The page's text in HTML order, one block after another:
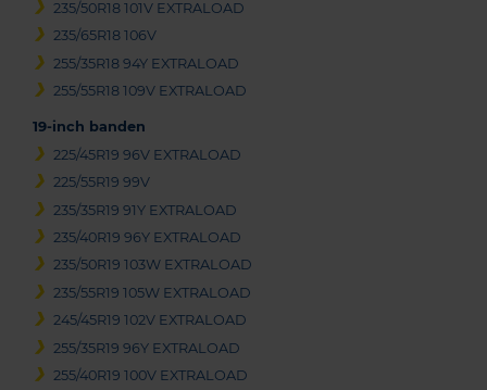
235/50R18 101V EXTRALOAD
235/65R18 106V
255/35R18 94Y EXTRALOAD
255/55R18 109V EXTRALOAD
19-inch banden
225/45R19 96V EXTRALOAD
225/55R19 99V
235/35R19 91Y EXTRALOAD
235/40R19 96Y EXTRALOAD
235/50R19 103W EXTRALOAD
235/55R19 105W EXTRALOAD
245/45R19 102V EXTRALOAD
255/35R19 96Y EXTRALOAD
255/40R19 100V EXTRALOAD